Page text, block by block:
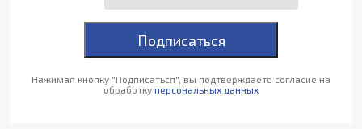
Подписаться
Нажимая кнопку "Подписаться", вы подтверждаете согласие на
обработку персональных данных